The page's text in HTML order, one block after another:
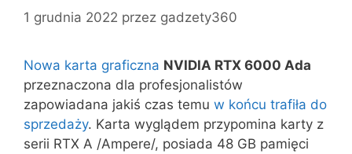
1 grudnia 2022 przez gadzety360
Nowa karta graficzna NVIDIA RTX 6000 Ada
przeznaczona dla profesjonalistów
zapowiadana jakiś czas temu w końcu trafiła do
sprzedaży. Karta wyglądem przypomina karty z
serii RTX A /Ampere/, posiada 48 GB pamięci